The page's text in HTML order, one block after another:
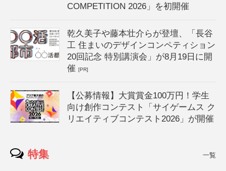
COMPETITION 2026」を初開催
乾久美子や藤本壮介らが登壇、「長谷
工 住まいのデザインコンペティション
20回記念 特別講演会」が8月19日に開
催[PR]
【公募情報】大賞賞金100万円！学生
向け創作コンテスト「サイゲームス ク
リエイティブコンテスト2026」が開催
特集 一覧